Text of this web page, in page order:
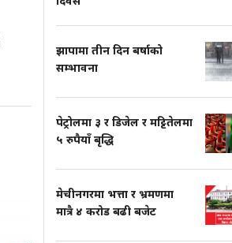
झापामा तीन दिन बर्षाको
सम्भावना
पेट्रोलमा ३ र डिजेल र मट्टितेलमा
५ रुपैयाँ बृद्धि
मेचीनगरमा भत्ता र भ्रमणमा
मात्रै ४ करोड बढी बजेट